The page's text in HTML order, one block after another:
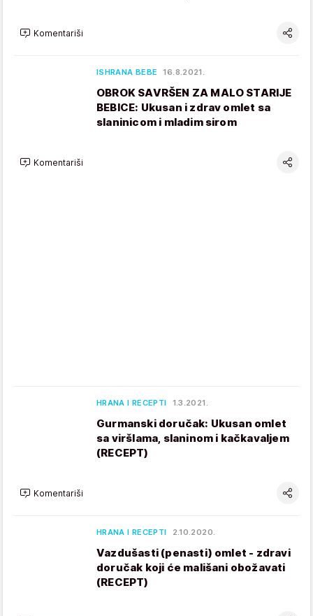
Komentariši
ISHRANA BEBE 16.8.2021.
OBROK SAVRŠEN ZA MALO STARIJE
BEBICE: Ukusan i zdrav omlet sa
slaninicom i mladim sirom
Komentariši
HRANA I RECEPTI 1.3.2021.
Gurmanski doručak: Ukusan omlet
sa viršlama, slaninom i kačkavaljem
(RECEPT)
Komentariši
HRANA I RECEPTI 2.10.2020.
Vazdušasti (penasti) omlet - zdravi
doručak koji će mališani obožavati
(RECEPT)